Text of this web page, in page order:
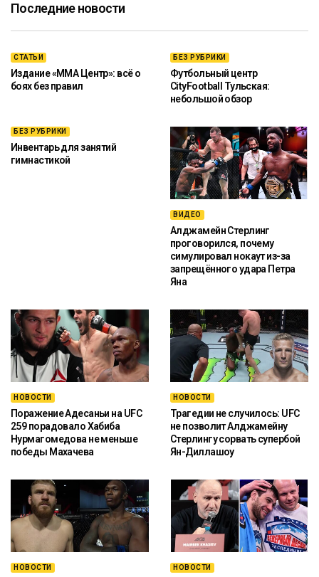
Последние новости
СТАТЬИ
Издание «ММА Центр»: всё о
боях без правил
БЕЗ РУБРИКИ
Футбольный центр
CityFootball Тульская:
небольшой обзор
БЕЗ РУБРИКИ
Инвентарь для занятий
гимнастикой
ВИДЕО
Алджамейн Стерлинг
проговорился, почему
симулировал нокаут из-за
запрещённого удара Петра
Яна
НОВОСТИ
Поражение Адесаньи на UFC
259 порадовало Хабиба
Нурмагомедова не меньше
победы Махачева
НОВОСТИ
Трагедии не случилось: UFC
не позволит Алджамейну
Стерлингу сорвать супербой
Ян-Диллашоу
НОВОСТИ НОВОСТИ